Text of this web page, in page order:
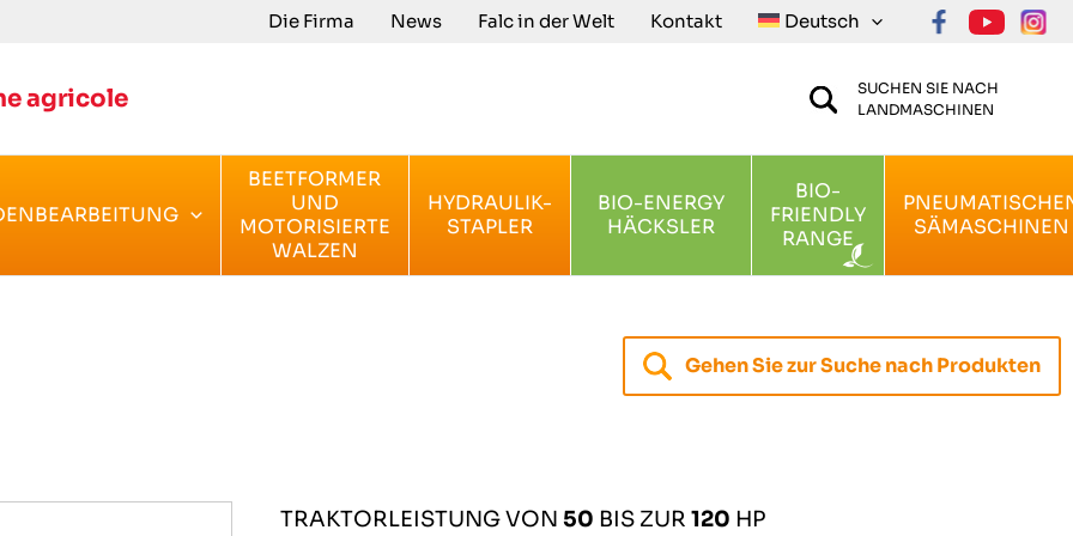
Die Firma News Falc in der Welt Kontakt Deutsch
agricole
SUCHEN SIE NACH
LANDMASCHINEN
BEETFORMER
UND
MOTORISIERTE
WALZEN
HYDRAULIK-
STAPLER
BIO-ENERGY
HÄCKSLER
BIO-
FRIENDLY
RANGE
SÄMASCHINEN
Gehen Sie zur Suche nach Produkten
TRAKTORLEISTUNG VON 50 BIS ZUR 120 HP